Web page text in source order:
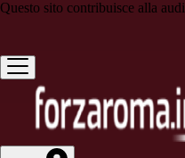
Questo sito contribuisce alla